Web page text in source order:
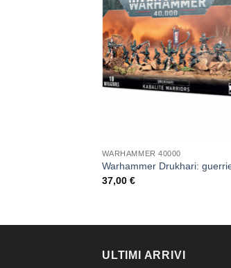
WARHAMMER 40000
Warhammer Drukhari:
37,00 €
ULTIMI ARRIVI